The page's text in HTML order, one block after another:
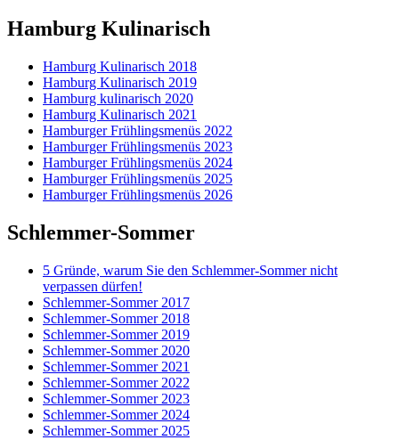
Hamburg Kulinarisch
Hamburg Kulinarisch 2018
Hamburg Kulinarisch 2019
Hamburg kulinarisch 2020
Hamburg Kulinarisch 2021
Hamburger Frühlingsmenüs 2022
Hamburger Frühlingsmenüs 2023
Hamburger Frühlingsmenüs 2024
Hamburger Frühlingsmenüs 2025
Hamburger Frühlingsmenüs 2026
Schlemmer-Sommer
5 Gründe, warum Sie den Schlemmer-Sommer nicht
verpassen dürfen!
Schlemmer-Sommer 2017
Schlemmer-Sommer 2018
Schlemmer-Sommer 2019
Schlemmer-Sommer 2020
Schlemmer-Sommer 2021
Schlemmer-Sommer 2022
Schlemmer-Sommer 2023
Schlemmer-Sommer 2024
Schlemmer-Sommer 2025